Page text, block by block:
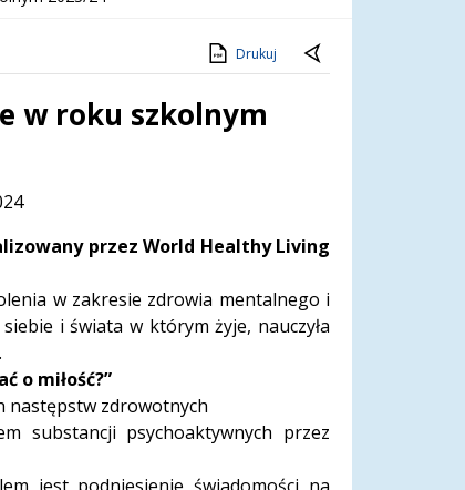
Drukuj
w roku szkolnym
przez World Healthy Living
w zakresie zdrowia mentalnego i
i świata w którym żyje, nauczyła
o miłość?”
następstw zdrowotnych
substancji psychoaktywnych przez
jest podniesienie świadomości na